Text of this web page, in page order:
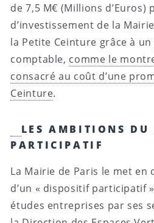
de 7,5 M€ (Millions
d’investissement de la
la Petite Ceinture grâce à
comptable, comme le
consacré au coût d’une
Ceinture.
LES AMBITIONS DU
PARTICIPATIF
La Mairie de Paris le met
d’un « dispositif participatif
études entreprises par ses